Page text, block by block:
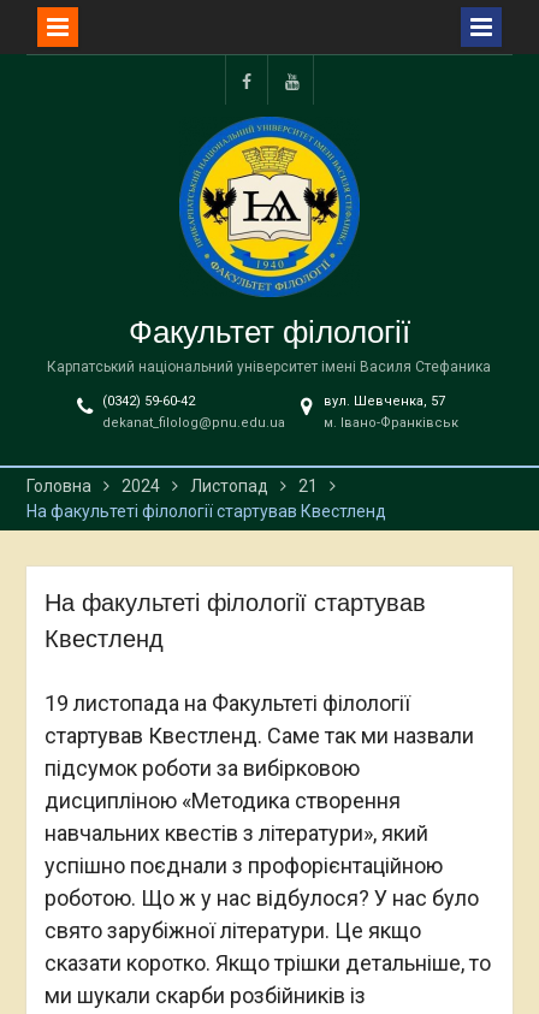
FacebookYouTube
Факультет філології
Карпатський національний університет імені Василя Стефаника
(0342) 59-60-42
dekanat_filolog@pnu.edu.ua
вул. Шевченка, 57
м. Івано-Франківськ
Головна 2024 Листопад
21
На факультеті філології стартував Квестленд
На факультеті філології стартував
Квестленд
19 листопада на Факультеті філології
стартував Квестленд. Саме так ми назвали
підсумок роботи за вибірковою
дисципліною «Методика створення
навчальних квестів з літератури», який
успішно поєднали з профорієнтаційною
роботою. Що ж у нас відбулося? У нас було
свято зарубіжної літератури. Це якщо
сказати коротко. Якщо трішки детальніше, то
ми шукали скарби розбійників із